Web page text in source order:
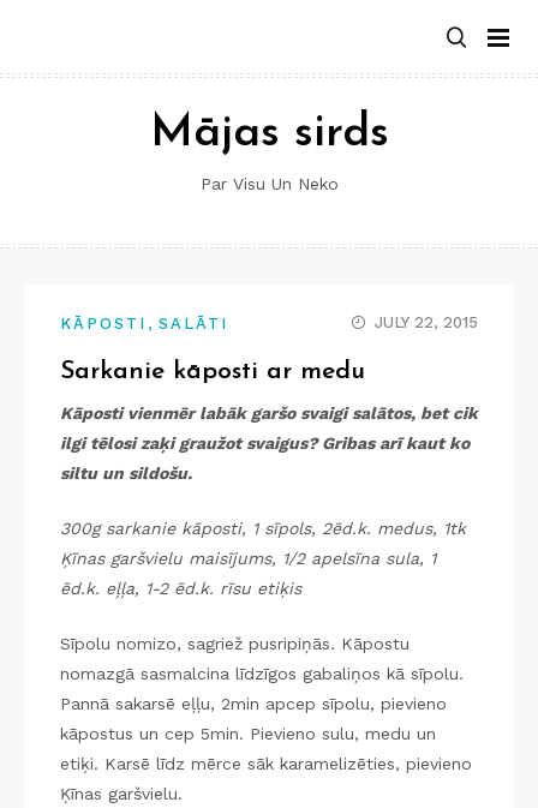
content
Mājas sirds
Par Visu Un Neko
KĀPOSTI , SALĀTI JULY 22, 2015
Sarkanie kāposti ar medu
Kāposti vienmēr labāk garšo svaigi salātos, bet cik
ilgi tēlosi zaķi graužot svaigus? Gribas arī kaut ko
siltu un sildošu.
300g sarkanie kāposti, 1 sīpols, 2ēd.k. medus, 1tk
Ķīnas garšvielu maisījums, 1/2 apelsīna sula, 1
ēd.k. eļļa, 1-2 ēd.k. rīsu etiķis
Sīpolu nomizo, sagriež pusripiņās. Kāpostu
nomazgā sasmalcina līdzīgos gabaliņos kā sīpolu.
Pannā sakarsē eļļu, 2min apcep sīpolu, pievieno
kāpostus un cep 5min. Pievieno sulu, medu un
etiķi. Karsē līdz mērce sāk karamelizēties, pievieno
Ķīnas garšvielu.